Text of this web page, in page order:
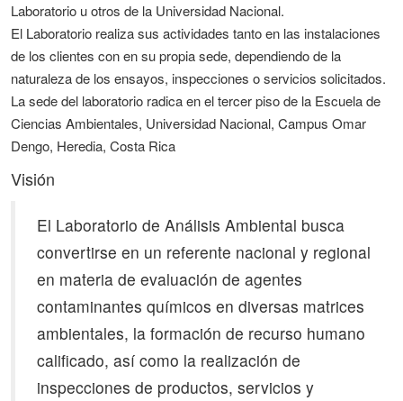
Laboratorio u otros de la Universidad Nacional.
El Laboratorio realiza sus actividades tanto en las instalaciones
de los clientes con en su propia sede, dependiendo de la
naturaleza de los ensayos, inspecciones o servicios solicitados.
La sede del laboratorio radica en el tercer piso de la Escuela de
Ciencias Ambientales, Universidad Nacional, Campus Omar
Dengo, Heredia, Costa Rica
Visión
El Laboratorio de Análisis Ambiental busca
convertirse en un referente nacional y regional
en materia de evaluación de agentes
contaminantes químicos en diversas matrices
ambientales, la formación de recurso humano
calificado, así como la realización de
inspecciones de productos, servicios y